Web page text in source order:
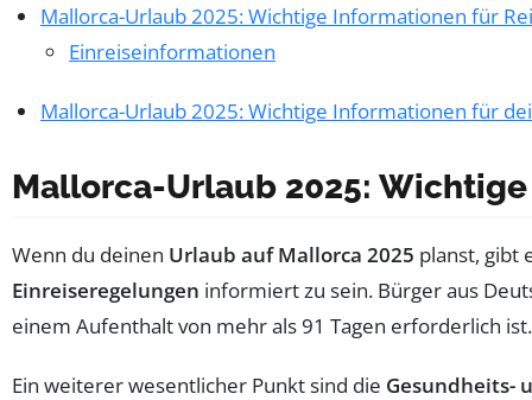
Mallorca-Urlaub 2025: Wichtige Informationen für
Einreiseinformationen
Mallorca-Urlaub 2025: Wichtige Informationen für
Mallorca-Urlaub 2025:
Wenn du deinen Urlaub auf Mallorca 2025 planst, gibt
Einreiseregelungen informiert zu sein. Bürger aus
einem Aufenthalt von mehr als 91 Tagen erforderlich
Ein weiterer wesentlicher Punkt sind die Gesundheits-